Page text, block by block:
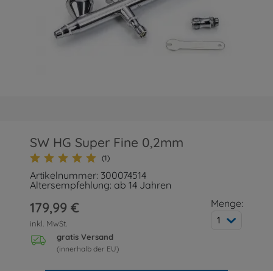
SW HG Super Fine 0,2mm
(1)
Artikelnummer: 300074514
Altersempfehlung: ab 14 Jahren
179,99 €
inkl. MwSt.
gratis Versand
(innerhalb der EU)
Menge:
1